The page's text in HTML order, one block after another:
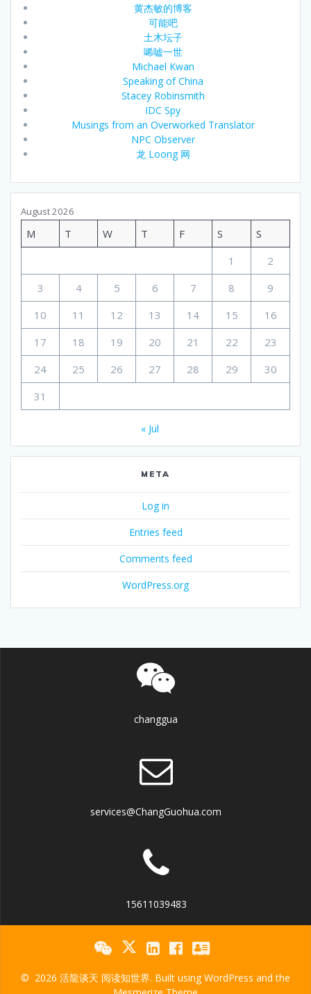
黄杰敏的博客
可能吧
土木坛子
唏嘘一世
Michael Kwan
Speaking of China
Stacey Robinsmith
IDC Spy
Musings from an Overworked Translator
NPC Observer
龙 Loong 网
August 2026
M T W T F S
S
1
2
3
4 5 6 7 8
9
10
11 12 13 14 15
16
17
18 19 20 21 22
23
24
25 26 27 28 29
30
31
« Jul
META
Log in
Entries feed
Comments feed
WordPress.org
changgua
services@ChangGuohua.com
15611039483
© 2026 活龍谈天 阅读知世界. Built using WordPress and the